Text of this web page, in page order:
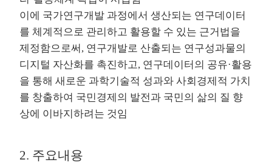
이에 국가연구개발 과정에서 생산되는 연구데이터
를 체계적으로 관리하고 활용할 수 있는 근거법을
제정함으로써, 연구개발로 산출되는 연구성과물의
디지털 자산화를 촉진하고, 연구데이터의 공유·활용
을 통해 새로운 과학기술적 성과와 사회경제적 가치
를 창출하여 국민경제의 발전과 국민의 삶의 질 향
상에 이바지하려는 것임
2. 주요내용